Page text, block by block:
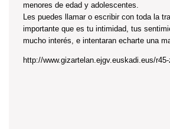
menores de edad y adolescentes.
Les puedes llamar o escribir con toda la
importante que es tu intimidad, tus
mucho interés, e intentaran echarte una
http://www.gizartelan.ejgv.euskadi.eus/